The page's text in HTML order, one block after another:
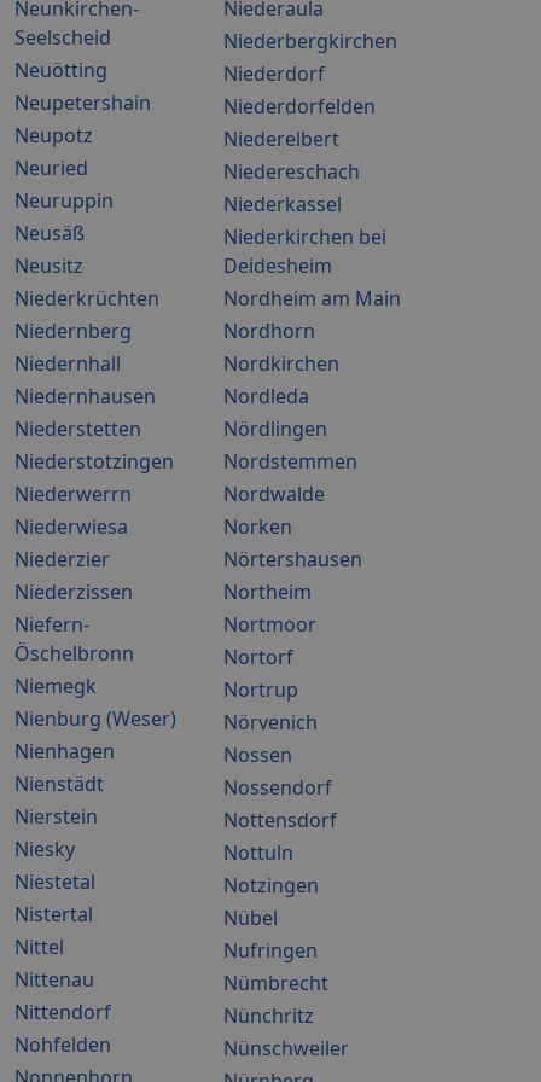
Neunkirchen-
Seelscheid
Neuötting
Neupetershain
Neupotz
Neuried
Neuruppin
Neusäß
Neusitz
Niederaula
Niederbergkirchen
Niederdorf
Niederdorfelden
Niederelbert
Niedereschach
Niederkassel
Niederkirchen bei
Deidesheim
Niederkrüchten
Niedernberg
Niedernhall
Niedernhausen
Niederstetten
Niederstotzingen
Niederwerrn
Niederwiesa
Niederzier
Niederzissen
Niefern-
Öschelbronn
Niemegk
Nienburg (Weser)
Nienhagen
Nienstädt
Nierstein
Niesky
Niestetal
Nistertal
Nittel
Nittenau
Nittendorf
Nohfelden
Nordheim am Main
Nordhorn
Nordkirchen
Nordleda
Nördlingen
Nordstemmen
Nordwalde
Norken
Nörtershausen
Northeim
Nortmoor
Nortorf
Nortrup
Nörvenich
Nossen
Nossendorf
Nottensdorf
Nottuln
Notzingen
Nübel
Nufringen
Nümbrecht
Nünchritz
Nünschweiler